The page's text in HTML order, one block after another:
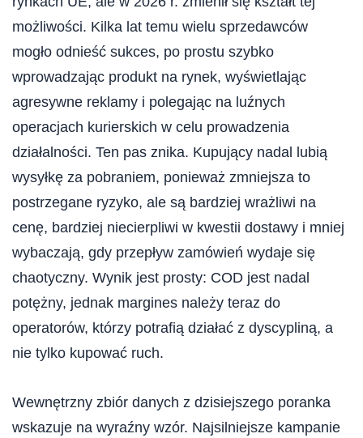
możliwości. Kilka lat temu wielu sprzedawców
mogło odnieść sukces, po prostu szybko
wprowadzając produkt na rynek, wyświetlając
agresywne reklamy i polegając na luźnych
operacjach kurierskich w celu prowadzenia
działalności. Ten pas znika. Kupujący nadal lubią
wysyłkę za pobraniem, ponieważ zmniejsza to
postrzegane ryzyko, ale są bardziej wrażliwi na
cenę, bardziej niecierpliwi w kwestii dostawy i mniej
wybaczają, gdy przepływ zamówień wydaje się
chaotyczny. Wynik jest prosty: COD jest nadal
potężny, jednak margines należy teraz do
operatorów, którzy potrafią działać z dyscypliną, a
nie tylko kupować ruch.
Wewnętrzny zbiór danych z dzisiejszego poranka
wskazuje na wyraźny wzór. Najsilniejsze kampanie